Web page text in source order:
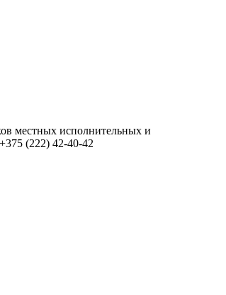
местных исполнительных и
(222) 42-40-42